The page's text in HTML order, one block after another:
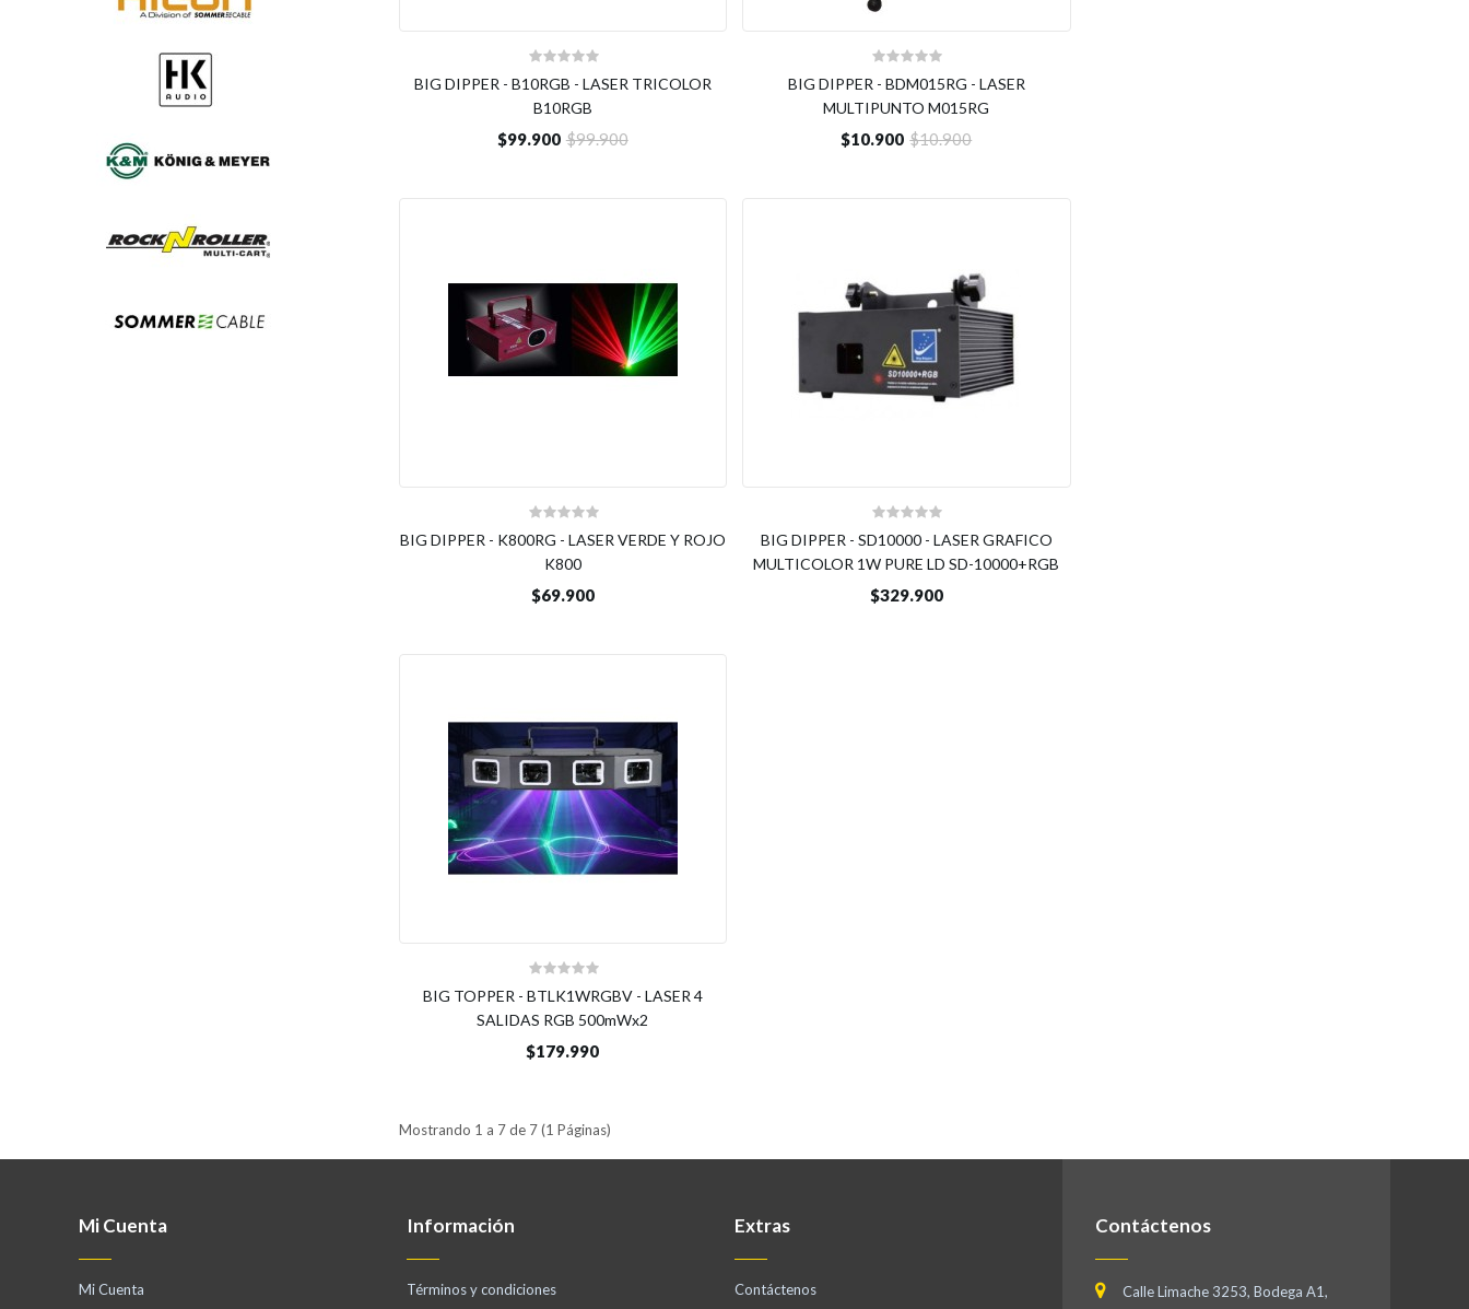
BIG DIPPER - B10RGB - LASER TRICOLOR
B10RGB
$99.900 $99.900
BIG DIPPER - BDM015RG - LASER
MULTIPUNTO M015RG
$10.900 $10.900
BIG DIPPER - K800RG - LASER VERDE Y ROJO
K800
$69.900
BIG DIPPER - SD10000 - LASER GRAFICO
MULTICOLOR 1W PURE LD SD-10000+RGB
$329.900
BIG TOPPER - BTLK1WRGBV - LASER 4
SALIDAS RGB 500mWx2
$179.990
Mostrando 1 a 7 de 7 (1 Páginas)
Mi Cuenta
Mi Cuenta
Información
Términos y condiciones
Extras
Contáctenos
Contáctenos
Calle Limache 3253, Bodega A1,